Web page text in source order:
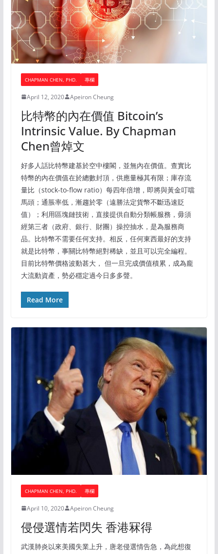
CHAPMAN CHEN, PHD. 專欄
April 12, 2020 Apeiron Cheung
比特幣的內在價值 Bitcoin’s
Intrinsic Value. By Chapman
Chen曾焯文
好多人話比特幣建基於空中樓閣，並無內在價值。查實比
特幣的內在價值在於總數封頂，供應量極其有限；庫存流
量比（stock-to-flow ratio）每四年倍增，即將與黃金叮噹
馬頭；通脹率低，漸趨於零（遠勝法定貨幣不斷迅速貶
值）；利用區塊鏈技術，直接提供自動分類帳服務，毋須
經第三者（政府、銀行、財團）操控抽水，是為服務商
品。比特幣不需要任何支持。相反，任何東西最好的支持
就是比特幣，事關比特幣絕對稀缺，並且可以完全編程。
目前比特幣價格波動甚大， 但一旦完成價值積累，成為龐
大流動資產，勢必穩定過今日多多聲。
Read More
CHAPMAN CHEN, PHD. 專欄
April 10, 2020 Apeiron Cheung
侵侵選情若閃失 香港冧得
武漢肺炎以來美國失業上升，唐老侵選情告急，為此想復